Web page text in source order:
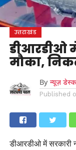
उत्तराखंड
डीआरडीओ
मौका,
By न्यूज़ डेस्क
Published
डीआरडीओ में सरकारी